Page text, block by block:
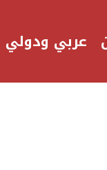
عربي ودولي